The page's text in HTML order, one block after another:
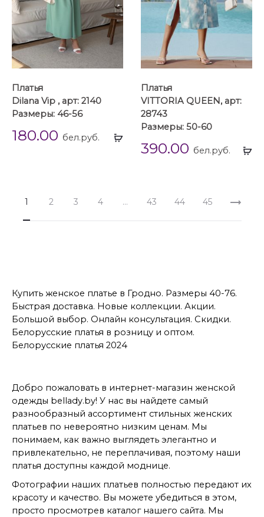
Выбрать
Платья
Dilana Vip , арт: 2140
Размеры: 46-56
180.00 бел.руб.
Платья
VITTORIA QUEEN, арт:
28743
Размеры: 50-60
390.00 бел.руб.
1 2 3 4 … 43 44 45
Купить женское платье в Гродно. Размеры 40-76.
Быстрая доставка. Новые коллекции. Акции.
Большой выбор. Онлайн консультация. Скидки.
Белорусские платья в розницу и оптом.
Белорусские платья 2024
Добро пожаловать в интернет-магазин женской
одежды bellady.by! У нас вы найдете самый
разнообразный ассортимент стильных женских
платьев по невероятно низким ценам. Мы
понимаем, как важно выглядеть элегантно и
привлекательно, не переплачивая, поэтому наши
платья доступны каждой моднице.
Фотографии наших платьев полностью передают их
красоту и качество. Вы можете убедиться в этом,
просто просмотрев каталог нашего сайта. Мы